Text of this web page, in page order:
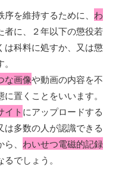
序を維持するために、わ
者に、２年以下の懲役若
は科料に処すか、又は懲
な画像や動画の内容を不
置くことをいいます。
イトにアップロードする
は多数の人が認識できる
ら、わいせつ電磁的記録
でしょう。